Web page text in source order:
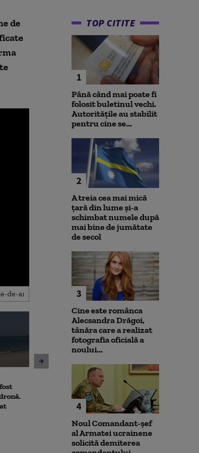
de
Amenzi pentru cei care
deranjează călătorii în
mijloacele de transport ale
STB. Pentru ce se vor da
Un asistent
violent. Ce nu
bărbatul
l-a atacat
TOP CITITE
1
Până când mai poate fi
folosit buletinul vechi.
Autoritățile au stabilit
pentru cine se...
2
A treia cea mai mică
țară din lume și-a
schimbat numele după
mai bine de jumătate
de secol
3
Cine este românca
Alecsandra Drăgoi,
tânăra care a realizat
fotografia oficială a
noului...
4
Noul Comandant-șef
al Armatei ucrainene
solicită demiterea